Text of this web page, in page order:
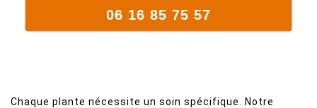
06 16 85 75 57
Chaque plante nécessite un soin spécifique. Notre